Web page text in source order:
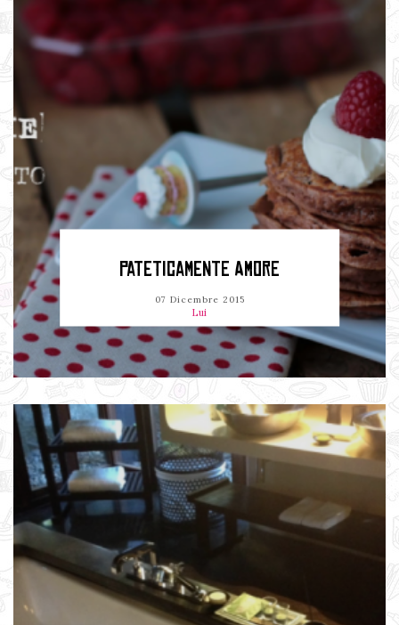
PATETICAMENTE AMORE
07 Dicembre 2015
Lui